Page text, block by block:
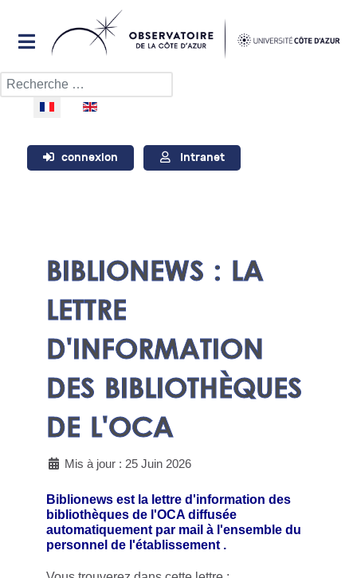
Rechercher
Sélectionnez votre langue
connexion Intranet
BIBLIONEWS : LA
LETTRE
D'INFORMATION
DES BIBLIOTHÈQUES
DE L'OCA
Mis à jour : 25 Juin 2026
Biblionews est la lettre d'information des
bibliothèques de l'OCA diffusée
automatiquement par mail à l'ensemble du
personnel de l'établissement .